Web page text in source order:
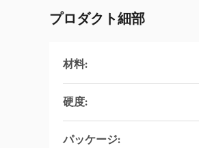
プロダクト細部
材料:
硬度:
パッケージ: